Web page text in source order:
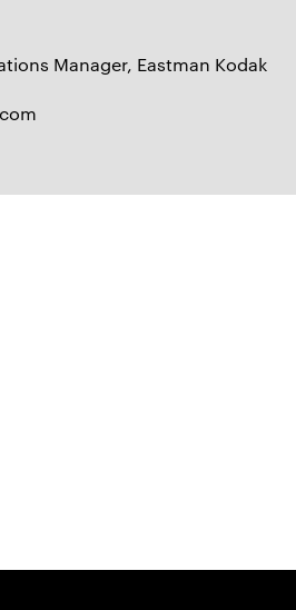
Manager, Eastman Kodak